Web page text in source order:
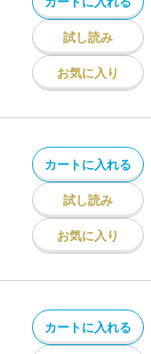
試し読み
お気に入り
カートに入れる
試し読み
お気に入り
カートに入れる